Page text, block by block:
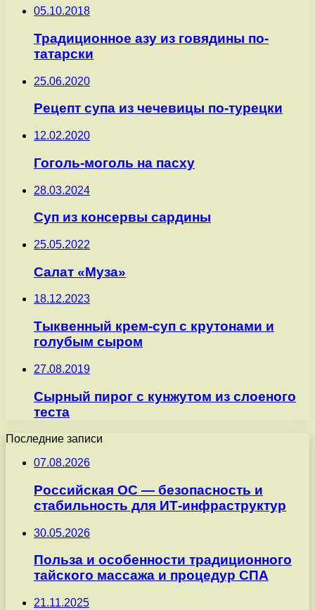
05.10.2018
Традиционное азу из говядины по-
татарски
25.06.2020
Рецепт супа из чечевицы по-турецки
12.02.2020
Гоголь-моголь на пасху
28.03.2024
Суп из консервы сардины
25.05.2022
Салат «Муза»
18.12.2023
Тыквенный крем-суп с крутонами и
голубым сыром
27.08.2019
Сырный пирог с кунжутом из слоеного
теста
Последние записи
07.08.2026
Российская ОС — безопасность и
стабильность для ИТ-инфраструктур
30.05.2026
Польза и особенности традиционного
тайского массажа и процедур СПА
21.11.2025